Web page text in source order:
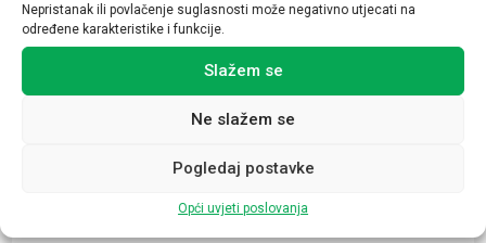
Nepristanak ili povlačenje suglasnosti može negativno utjecati na
određene karakteristike i funkcije.
Slažem se
Ne slažem se
Pogledaj postavke
Opći uvjeti poslovanja
Povezani proizvodi